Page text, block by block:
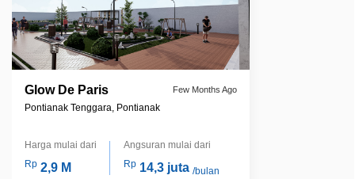
Glow De Paris
Pontianak Tenggara, Pontianak
Few Months Ago
Harga mulai dari
Rp 2,9 M
Angsuran mulai dari
Rp 14,3 juta /bulan